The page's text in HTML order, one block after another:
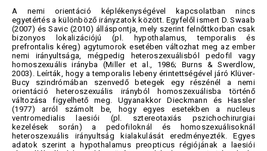
A nemi orientáció képlékenységével kapcsolatban nincs
egyetértés a különböző irányzatok között. Egyfelől ismert D. Swaab
(2007) és Savic (2010) álláspontja, mely szerint felnőttkorban csak
bizonyos lokalizációjú (pl. hypothalamus, temporalis és
prefrontalis kéreg) agytumorok esetében változhat meg az ember
nemi irányultsága, mégpedig heteroszexuálisból pedofil vagy
homoszexuális irányba (Miller et al., 1986; Burns & Swerdlow,
2003). Leírták, hogy a temporalis lebeny érintettségével járó Klüver-
Bucy szindrómában szenvedő betegek egy részénél a nemi
orientáció heteroszexuális irányból homoszexuálisba történő
változása figyelhető meg. Ugyanakkor Dieckmann és Hassler
(1977) arról számolt be, hogy egyes esetekben a nucleus
ventromedialis laesiói (pl. sztereotaxiás pszichochirurgiai
kezelések során) a pedofiloknál és homoszexuálisoknál
heteroszexuális irányultság kialakulását eredményezték. Egyes
adatok szerint a hypothalamus preopticus régiójának a laesiói